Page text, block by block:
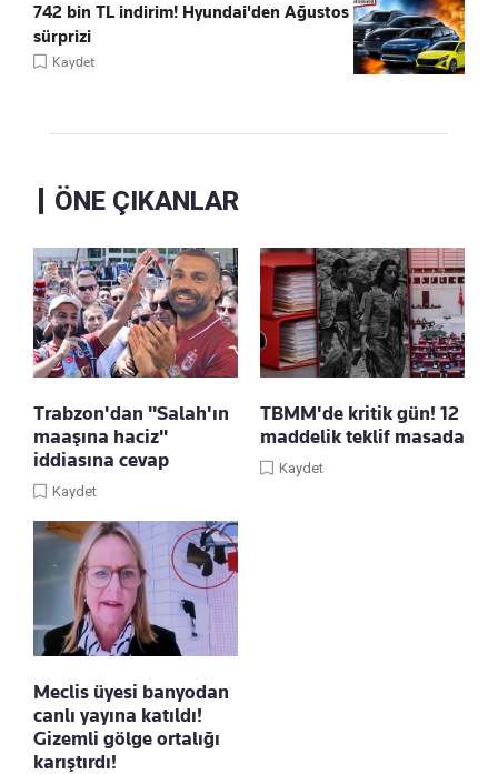
742 bin TL indirim! Hyundai'den Ağustos
sürprizi
Kaydet
ÖNE ÇIKANLAR
Trabzon'dan "Salah'ın
maaşına haciz"
iddiasına cevap
Kaydet
TBMM'de kritik gün! 12
maddelik teklif masada
Kaydet
Meclis üyesi banyodan
canlı yayına katıldı!
Gizemli gölge ortalığı
karıştırdı!